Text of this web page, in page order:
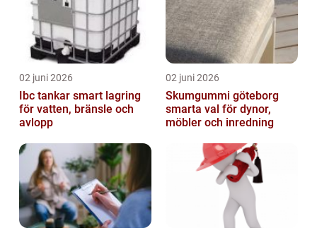
02 juni 2026
Ibc tankar smart lagring
för vatten, bränsle och
avlopp
02 juni 2026
Skumgummi göteborg
smarta val för dynor,
möbler och inredning